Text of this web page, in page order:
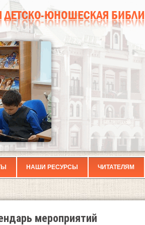
НАШИ РЕСУРСЫ ЧИТАТЕЛЯМ
мероприятий